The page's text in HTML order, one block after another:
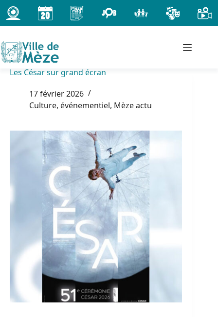
Passer
au
contenu
Les César sur grand écran
17 février 2026
Culture, événementiel, Mèze actu